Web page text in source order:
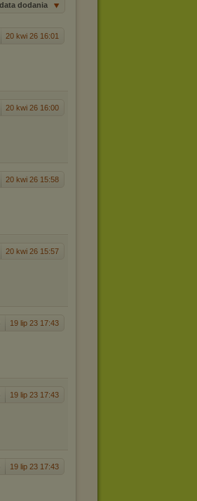
data dodania
20 kwi 26 16:01
20 kwi 26 16:00
20 kwi 26 15:58
20 kwi 26 15:57
19 lip 23 17:43
19 lip 23 17:43
19 lip 23 17:43